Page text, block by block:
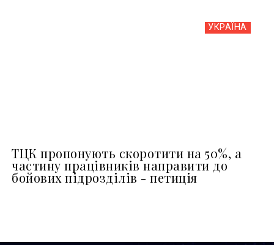
УКРАЇНА
ТЦК пропонують скоротити на 50%, а
частину працівників направити до
бойових підрозділів - петиція